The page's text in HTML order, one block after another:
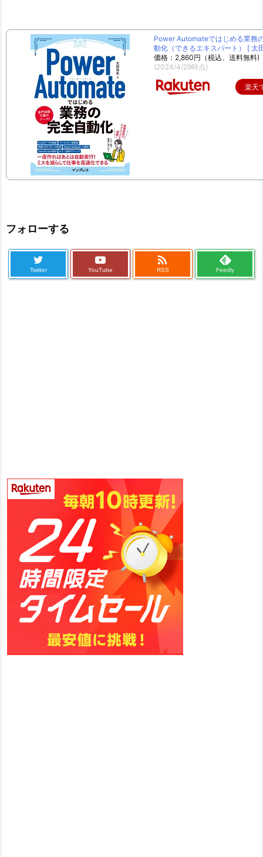
Power Automateではじめる業務
動化（できるエキスパート） [ 太
価格：2,860円（税込、送料無料)
(2024/4/29時点)
楽天
フォローする
Twitter YouTube

RSS Feedly